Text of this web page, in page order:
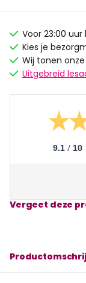
Voor 23:00
Kies je
Wij tonen
Uitgebreid
9.1 / 10
Vergeet deze